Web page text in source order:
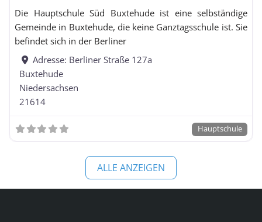
Die Hauptschule Süd Buxtehude ist eine selbständige
Gemeinde in Buxtehude, die keine Ganztagsschule ist. Sie
befindet sich in der Berliner
Adresse: Berliner Straße 127a
Buxtehude
Niedersachsen
21614
Hauptschule
ALLE ANZEIGEN